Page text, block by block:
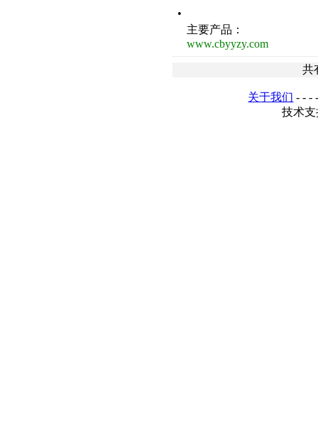
•
主要产品：
www.cbyyzy.com
共
关于我们 - - -
技术支